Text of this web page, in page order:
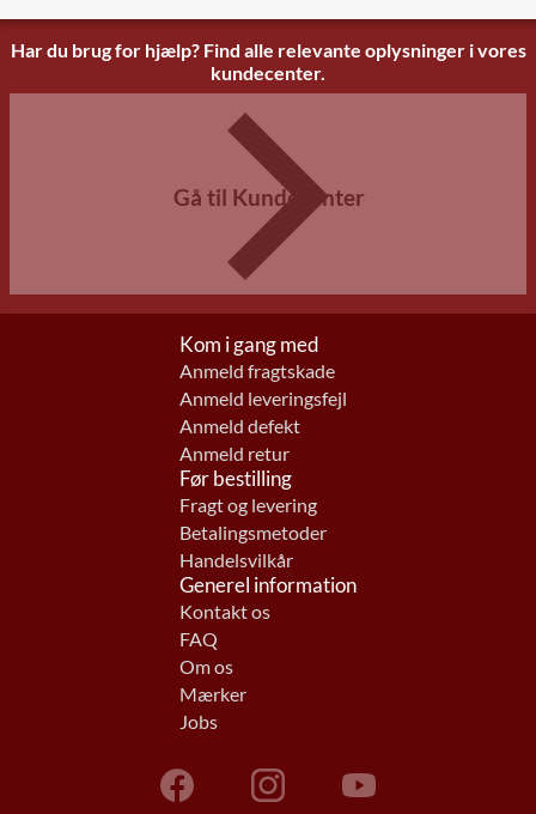
Har du brug for hjælp? Find alle relevante oplysninger i vores
kundecenter.
Gå til Kundecenter
Kom i gang med
Anmeld fragtskade
Anmeld leveringsfejl
Anmeld defekt
Anmeld retur
Før bestilling
Fragt og levering
Betalingsmetoder
Handelsvilkår
Generel information
Kontakt os
FAQ
Om os
Mærker
Jobs